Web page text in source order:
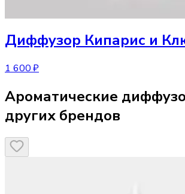
Диффузор Кипарис и
1 600 ₽
Ароматические
других брендов